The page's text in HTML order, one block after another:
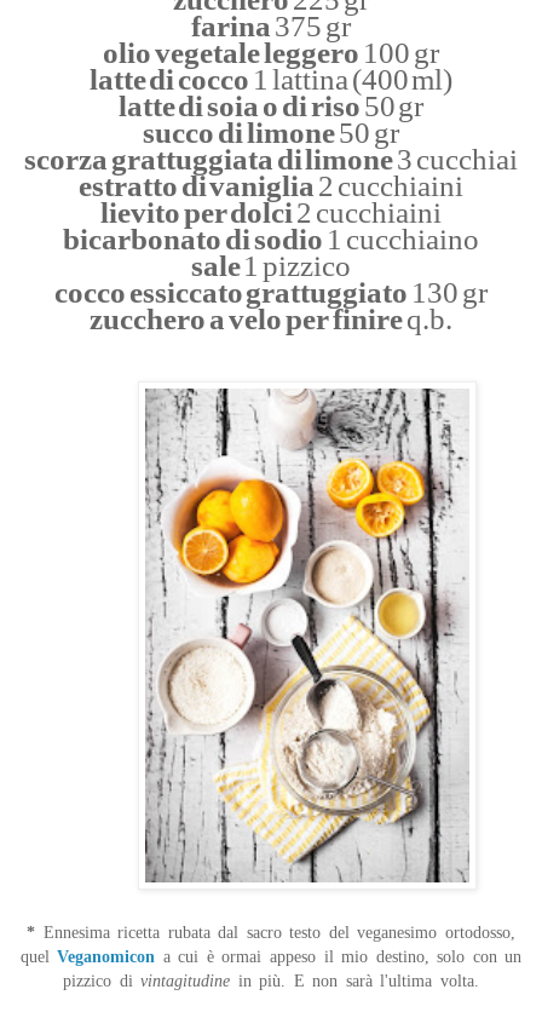
farina 375 gr
olio vegetale leggero 100 gr
latte di cocco 1 lattina (400 ml)
latte di soia o di riso50 gr
succo di limone50 gr
scorza grattuggiata di limone3 cucchiai
estratto di vaniglia 2 cucchiaini
lievito per dolci2 cucchiaini
bicarbonato di sodio 1 cucchiaino
sale1 pizzico
cocco essiccato grattuggiato 130 gr
zucchero a velo per finireq.b.
*Ennesima ricetta rubata dal sacro testo del veganesimo ortodosso,
quelVeganomicon a cui è ormai appeso il mio destino, solo con un
pizzico divintagitudine in più. E non sarà l'ultima volta.